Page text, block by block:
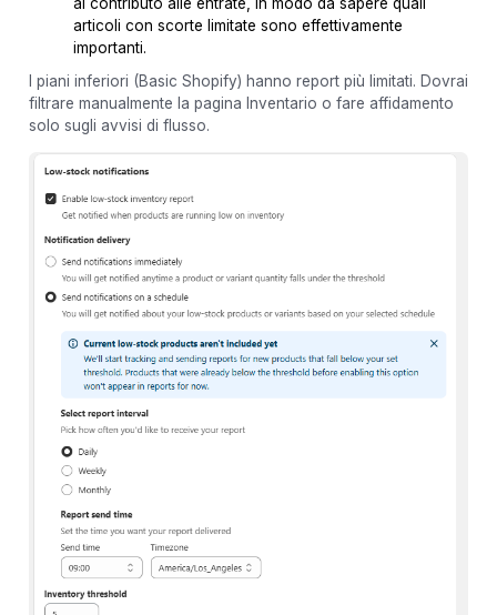
al contributo alle entrate, in modo da sapere quali
articoli con scorte limitate sono effettivamente
importanti.
I piani inferiori (Basic Shopify) hanno report più limitati. Dovrai
filtrare manualmente la pagina Inventario o fare affidamento
solo sugli avvisi di flusso.